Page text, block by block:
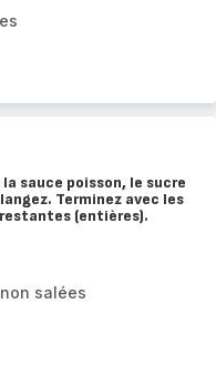
sauce poisson, le sucre
Terminez avec les
(entières).
salées